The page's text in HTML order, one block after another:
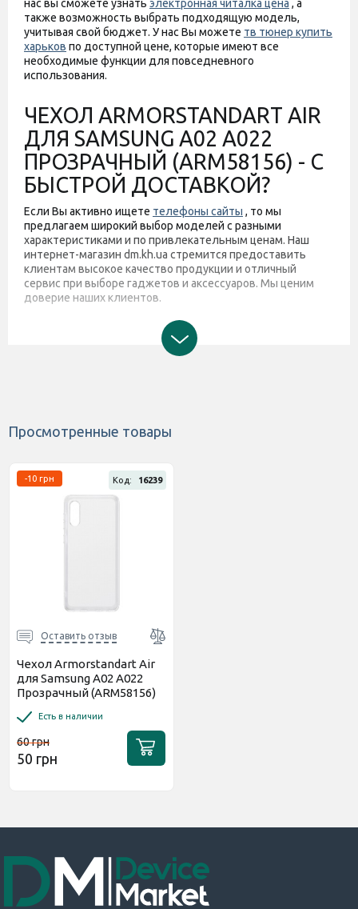
нас вы сможете узнать электронная читалка цена , а
также возможность выбрать подходящую модель,
учитывая свой бюджет. У нас Вы можете тв тюнер купить
харьков по доступной цене, которые имеют все
необходимые функции для повседневного
использования.
ЧЕХОЛ ARMORSTANDART AIR
ДЛЯ SAMSUNG A02 A022
ПРОЗРАЧНЫЙ (ARM58156) - С
БЫСТРОЙ ДОСТАВКОЙ?
Если Вы активно ищете телефоны сайты , то мы
предлагаем широкий выбор моделей с разными
характеристиками и по привлекательным ценам. Наш
интернет-магазин dm.kh.ua стремится предоставить
клиентам высокое качество продукции и отличный
сервис при выборе гаджетов и аксессуаров. Мы ценим
доверие наших клиентов.
Просмотренные товары
Код: 16239
-10 грн
Оставить отзыв
Чехол Armorstandart Air
для Samsung A02 A022
Прозрачный (ARM58156)
Есть в наличии
60 грн
50 грн